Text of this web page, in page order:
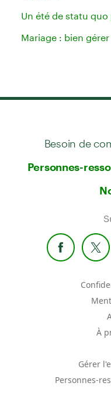
Un été de statu
Mariage : bien
Besoin de
Personnes-
À
Gérer
Personnes-